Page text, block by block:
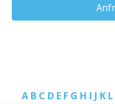
A B C D E F G H I J K L